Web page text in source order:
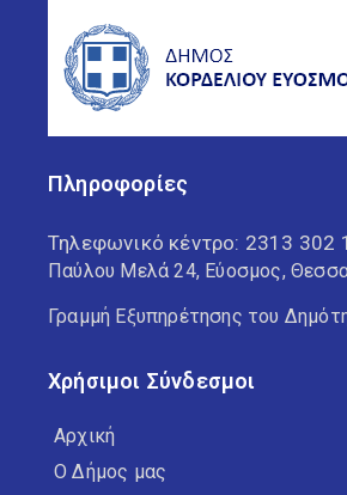
Ανά θέμα
Βιβλιοθήκη Ελευθερίου
Βιβλιοθήκη Ευόσμου
Δ.Κ. Ελευθερίου Κορδελιού
Δ.Κ. Ευόσμου
Δημοτικοί Κινηματογράφοι
Πληροφορίες
Τηλεφωνικό κέντρο: 2313 302
Παύλου Μελά 24, Εύοσμος,
Γραμμή Εξυπηρέτησης του
Χρήσιμοι Σύνδεσμοι
Αρχική
Ο Δήμος μας